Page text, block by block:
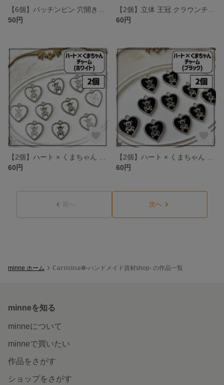
50円
60円
60円
60円
前へ 次へ
minne ホーム ℂ𝕒𝕣𝕞𝕚𝕟𝕒❁-ハンドメイド資材shop- の作品一覧
minneを知る
minneについて
minneで買いたい
作品をさがす
ショップをさがす